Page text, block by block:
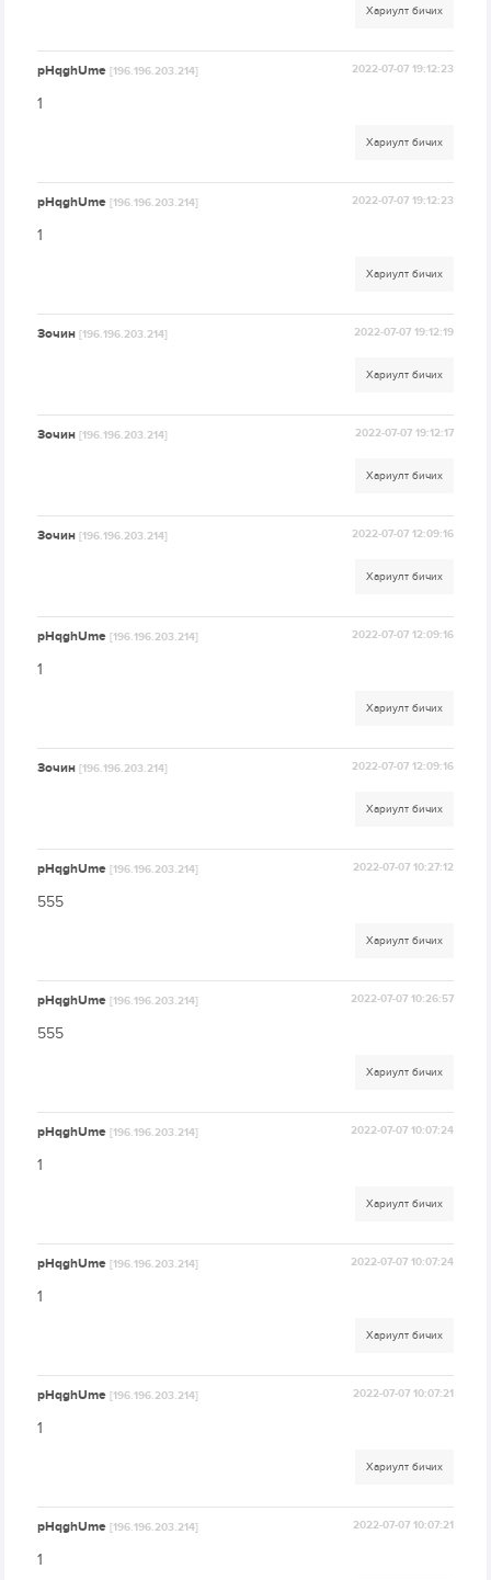
Хариулт бичих
pHqghUme[196.196.203.214] 2022-07-07 19:12:23
1
Хариулт бичих
pHqghUme[196.196.203.214] 2022-07-07 19:12:23
1
Хариулт бичих
Зочин[196.196.203.214] 2022-07-07 19:12:19
Хариулт бичих
Зочин[196.196.203.214] 2022-07-07 19:12:17
Хариулт бичих
Зочин[196.196.203.214] 2022-07-07 12:09:16
Хариулт бичих
pHqghUme[196.196.203.214] 2022-07-07 12:09:16
1
Хариулт бичих
Зочин[196.196.203.214] 2022-07-07 12:09:16
Хариулт бичих
pHqghUme[196.196.203.214] 2022-07-07 10:27:12
555
Хариулт бичих
pHqghUme[196.196.203.214] 2022-07-07 10:26:57
555
Хариулт бичих
pHqghUme[196.196.203.214] 2022-07-07 10:07:24
1
Хариулт бичих
pHqghUme[196.196.203.214] 2022-07-07 10:07:24
1
Хариулт бичих
pHqghUme[196.196.203.214] 2022-07-07 10:07:21
1
Хариулт бичих
pHqghUme[196.196.203.214] 2022-07-07 10:07:21
1